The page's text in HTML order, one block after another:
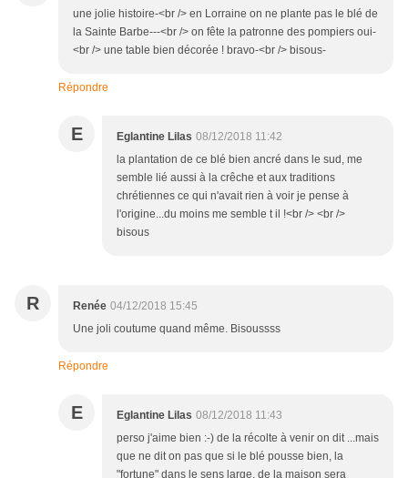
une jolie histoire-<br /> en Lorraine on ne plante pas le blé de
la Sainte Barbe---<br /> on fête la patronne des pompiers oui-
<br /> une table bien décorée ! bravo-<br /> bisous-
Répondre
E Eglantine Lilas 08/12/2018 11:42
la plantation de ce blé bien ancré dans le sud, me
semble lié aussi à la crêche et aux traditions
chrétiennes ce qui n'avait rien à voir je pense à
l'origine...du moins me semble t il !<br /> <br />
bisous
R Renée 04/12/2018 15:45
Une joli coutume quand même. Bisoussss
Répondre
E Eglantine Lilas 08/12/2018 11:43
perso j'aime bien :-) de la récolte à venir on dit ...mais
que ne dit on pas que si le blé pousse bien, la
"fortune" dans le sens large, de la maison sera